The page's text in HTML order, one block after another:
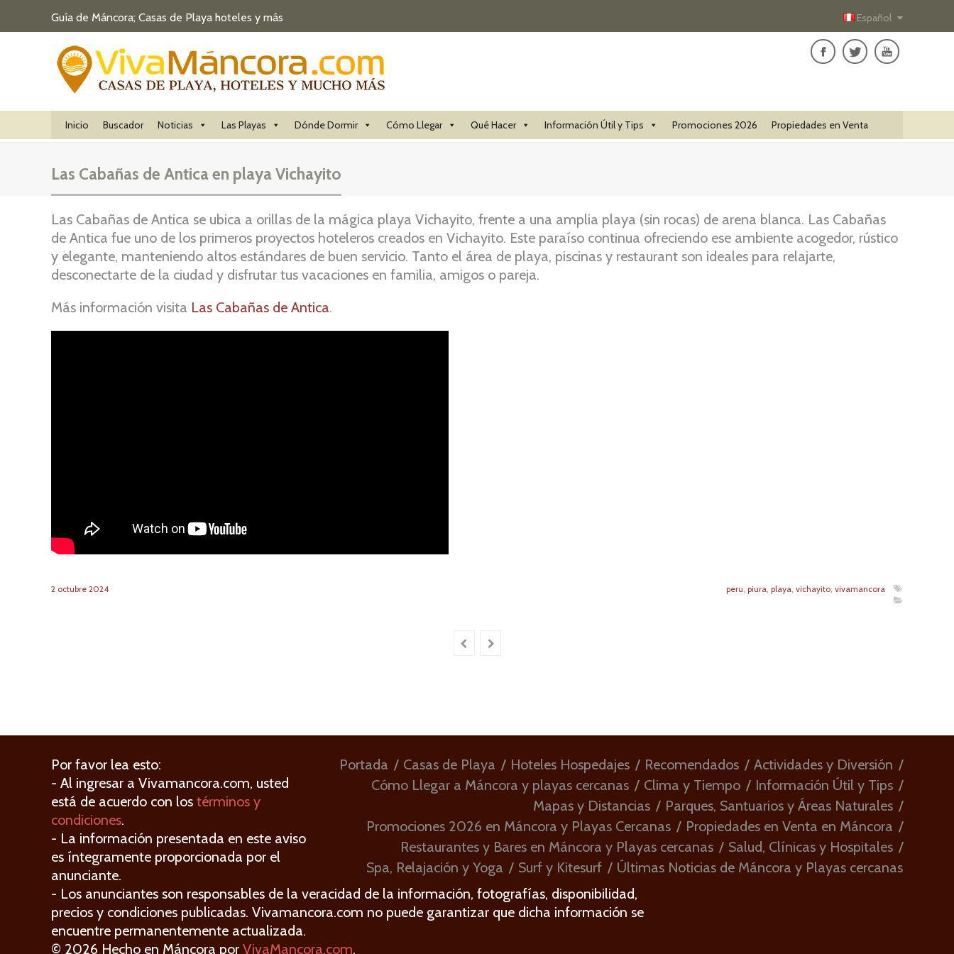
Guía de Máncora; Casas de Playa hoteles y más Español
Inicio Buscador Noticias Las Playas Dónde Dormir Cómo Llegar Qué Hacer Información Útil y Tips Promociones 2026 Propiedades en Venta
Las Cabañas de Antica en playa Vichayito
Las Cabañas de Antica se ubica a orillas de la mágica playa Vichayito, frente a una amplia playa (sin rocas) de arena blanca. Las Cabañas
de Antica fue uno de los primeros proyectos hoteleros creados en Vichayito. Este paraíso continua ofreciendo ese ambiente acogedor, rústico
y elegante, manteniendo altos estándares de buen servicio. Tanto el área de playa, piscinas y restaurant son ideales para relajarte,
desconectarte de la ciudad y disfrutar tus vacaciones en familia, amigos o pareja.
Más información visita Las Cabañas de Antica.
2 octubre 2024 peru, piura, playa, vichayito, vivamancora
Portada Casas de Playa Hoteles Hospedajes Recomendados
Actividades y Diversión
Cómo Llegar a Máncora y playas cercanas
Clima y Tiempo
Información Útil y Tips
Mapas y Distancias
Parques, Santuarios y Áreas Naturales
Promociones 2026 en Máncora y Playas Cercanas
Propiedades en Venta en Máncora
Restaurantes y Bares en Máncora y Playas cercanas
Salud, Clínicas y Hospitales
Spa, Relajación y Yoga
Surf y Kitesurf Últimas Noticias de Máncora y Playas cercanas
Por favor lea esto:
- Al ingresar a Vivamancora.com, usted
está de acuerdo con los términos y
condiciones.
- La información presentada en este aviso
es íntegramente proporcionada por el
anunciante.
- Los anunciantes son responsables de la veracidad de la información, fotografías, disponibilidad,
precios y condiciones publicadas. Vivamancora.com no puede garantizar que dicha información se
encuentre permanentemente actualizada.
© 2026 Hecho en Máncora por VivaMancora.com.